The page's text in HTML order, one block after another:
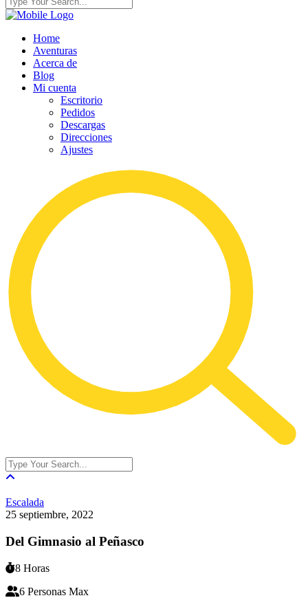
Home
Aventuras
Acerca de
Blog
Mi cuenta
Escritorio
Pedidos
Descargas
Direcciones
Ajustes
Escalada
25 septiembre, 2022
Del Gimnasio al Peñasco
8 Horas
6 Personas Max